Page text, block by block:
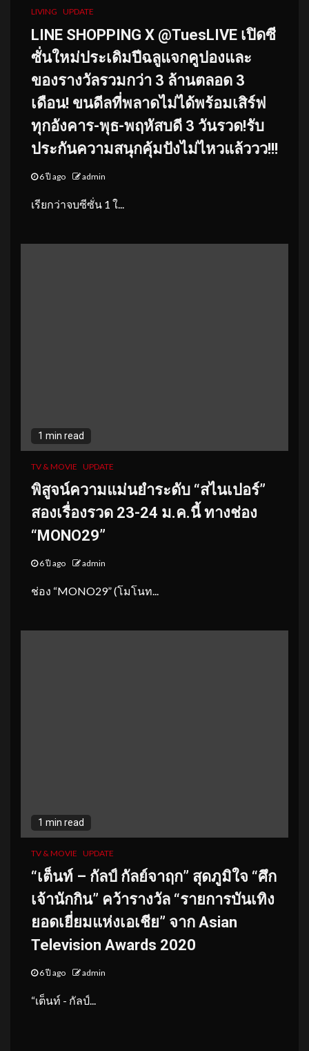
LIVING UPDATE
LINE SHOPPING X @TuesLIVE เปิดซี
ซั่นใหม่ประเดิมปีฉลูแจกคูปองและ
ของรางวัลรวมกว่า 3 ล้านตลอด 3
เดือน! ขนดีลที่พลาดไม่ได้พร้อมเสิร์ฟ
ทุกอังคาร-พุธ-พฤหัสบดี 3 วันรวด!รับ
ประกันความสนุกคุ้มปังไม่ไหวแล้ววว!!!
6 ปี ago admin
เรียกว่าจบซีซั่น 1 ใ...
1 min read
TV & MOVIE UPDATE
พิสูจน์ความแม่นยำระดับ “สไนเปอร์”
สองเรื่องรวด 23-24 ม.ค.นี้ ทางช่อง
“MONO29”
6 ปี ago admin
ช่อง “MONO29” (โมโนท...
1 min read
TV & MOVIE UPDATE
“เต็นท์ – กัลป์ กัลย์จาฤก” สุดภูมิใจ “ศึก
เจ้านักกิน” คว้ารางวัล “รายการบันเทิง
ยอดเยี่ยมแห่งเอเชีย” จาก Asian
Television Awards 2020
6 ปี ago admin
“เต็นท์ - กัลป์...